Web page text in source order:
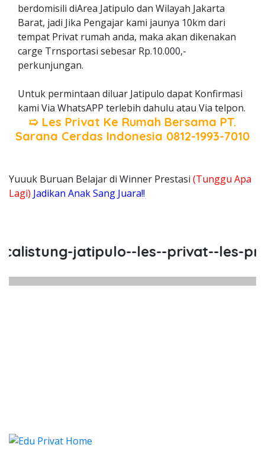
berdomisili diArea Jatipulo dan Wilayah Jakarta
Barat, jadi Jika Pengajar kami jaunya 10km dari
tempat Privat rumah anda, maka akan dikenakan
carge Trnsportasi sebesar Rp.10.000,-
perkunjungan.
Untuk permintaan diluar Jatipulo dapat Konfirmasi
kami Via WhatsAPP terlebih dahulu atau Via telpon.
➯ Les Privat Ke Rumah Bersama PT.
Sarana Cerdas Indonesia 0812-1993-7010
Yuuuk Buruan Belajar di Winner Prestasi (Tunggu Apa
Lagi) Jadikan Anak Sang Juara!!
jatipulo--les--privat--les-